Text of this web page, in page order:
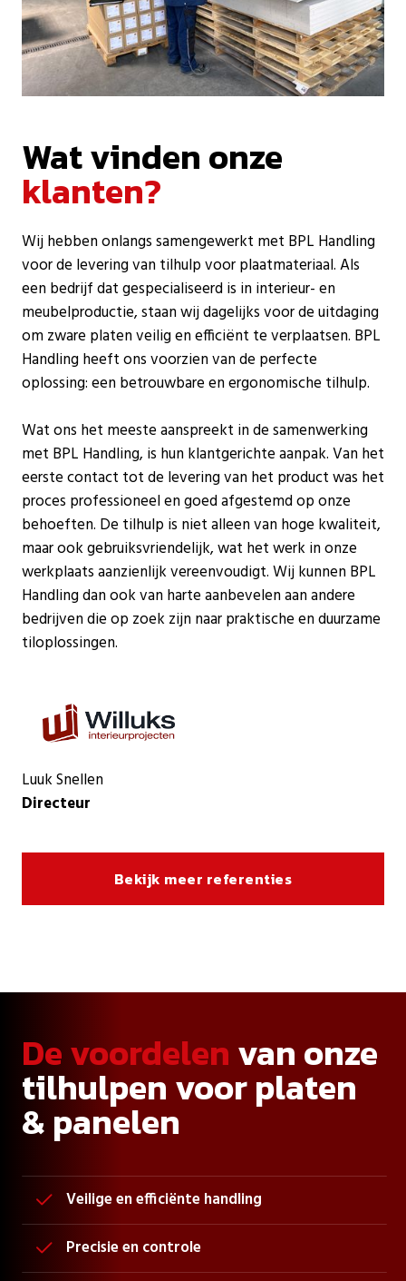
Wat vinden onze
klanten?
Wij hebben onlangs samengewerkt met BPL Handling
voor de levering van tilhulp voor plaatmateriaal. Als
een bedrijf dat gespecialiseerd is in interieur- en
meubelproductie, staan wij dagelijks voor de uitdaging
om zware platen veilig en efficiënt te verplaatsen. BPL
Handling heeft ons voorzien van de perfecte
oplossing: een betrouwbare en ergonomische tilhulp.
Wat ons het meeste aanspreekt in de samenwerking
met BPL Handling, is hun klantgerichte aanpak. Van het
eerste contact tot de levering van het product was het
proces professioneel en goed afgestemd op onze
behoeften. De tilhulp is niet alleen van hoge kwaliteit,
maar ook gebruiksvriendelijk, wat het werk in onze
werkplaats aanzienlijk vereenvoudigt. Wij kunnen BPL
Handling dan ook van harte aanbevelen aan andere
bedrijven die op zoek zijn naar praktische en duurzame
tiloplossingen.
Luuk Snellen
Directeur
Bekijk meer referenties
De voordelenvan onze
tilhulpen voor platen
& panelen
 Veilige en efficiënte handling
 Precisie en controle